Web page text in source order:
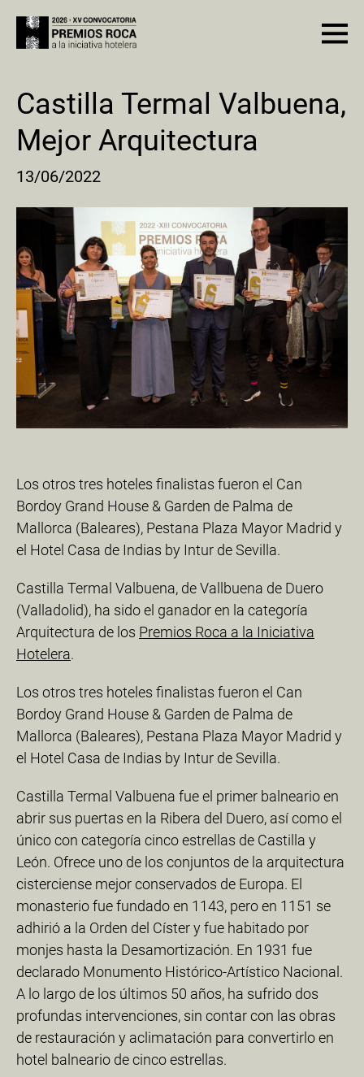
Castilla Termal Valbuena,
Mejor Arquitectura
13/06/2022
Los otros tres hoteles finalistas fueron el Can
Bordoy Grand House & Garden de Palma de
Mallorca (Baleares), Pestana Plaza Mayor Madrid y
el Hotel Casa de Indias by Intur de Sevilla.
Castilla Termal Valbuena, de Vallbuena de Duero
(Valladolid), ha sido el ganador en la categoría
Arquitectura de los Premios Roca a la Iniciativa
Hotelera.
Los otros tres hoteles finalistas fueron el Can
Bordoy Grand House & Garden de Palma de
Mallorca (Baleares), Pestana Plaza Mayor Madrid y
el Hotel Casa de Indias by Intur de Sevilla.
Castilla Termal Valbuena fue el primer balneario en
abrir sus puertas en la Ribera del Duero, así como el
único con categoría cinco estrellas de Castilla y
León. Ofrece uno de los conjuntos de la arquitectura
cisterciense mejor conservados de Europa. El
monasterio fue fundado en 1143, pero en 1151 se
adhirió a la Orden del Císter y fue habitado por
monjes hasta la Desamortización. En 1931 fue
declarado Monumento Histórico-Artístico Nacional.
A lo largo de los últimos 50 años, ha sufrido dos
profundas intervenciones, sin contar con las obras
de restauración y aclimatación para convertirlo en
hotel balneario de cinco estrellas.